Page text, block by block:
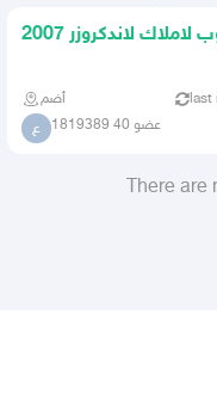
لاندكروزر 2007
أضم last
ع عضو 40 1819389
There are